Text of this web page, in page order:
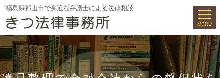
コ
ン
へ
福島県郡山市で身近な弁護士による法律相談
MENU